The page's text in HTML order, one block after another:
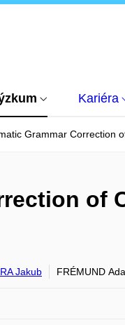
Kariéra
Grammar Correction
of
Jakub FRÉMUND